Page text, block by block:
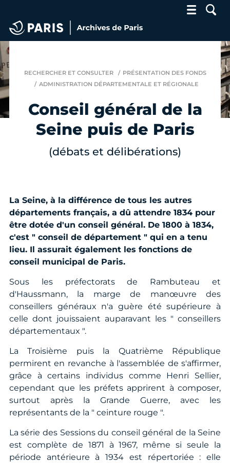
RECHERCHER ET CONSULTER
PRÉSENTATION DES FONDS
ADMINISTRATION DÉPARTEMENTALE ET RÉGIONALE
Conseil général de la
Seine puis de Paris
(débats et délibérations)
La Seine, à la différence de tous les autres
départements français, a dû attendre 1834 pour
être dotée d'un conseil général. De 1800 à 1834,
c'est " conseil de département " qui en a tenu
lieu. Il assurait également les fonctions de
conseil municipal de Paris.
Sous les préfectorats de Rambuteau et
d'Haussmann, la marge de manœuvre des
conseillers généraux n'a guère été supérieure à
celle dont jouissaient auparavant les " conseillers
départementaux ".
La Troisième puis la Quatrième République
permirent en revanche à l'assemblée de s'affirmer,
grâce à certains individus comme Henri Sellier,
cependant que les préfets apprirent à composer,
surtout après la Grande Guerre, avec les
représentants de la " ceinture rouge ".
La série des Sessions du conseil général de la Seine
est complète de 1871 à 1967, même si seule la
période antérieure à 1934 est répertoriée : elle